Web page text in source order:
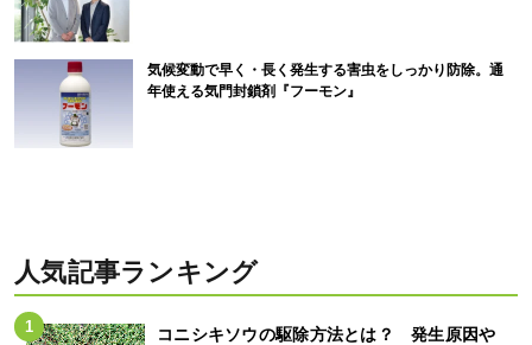
気候変動で早く・長く発生する害虫をしっかり防除。通
年使える気門封鎖剤『フーモン』
人気記事ランキング
コニシキソウの駆除方法とは？ 発生原因や